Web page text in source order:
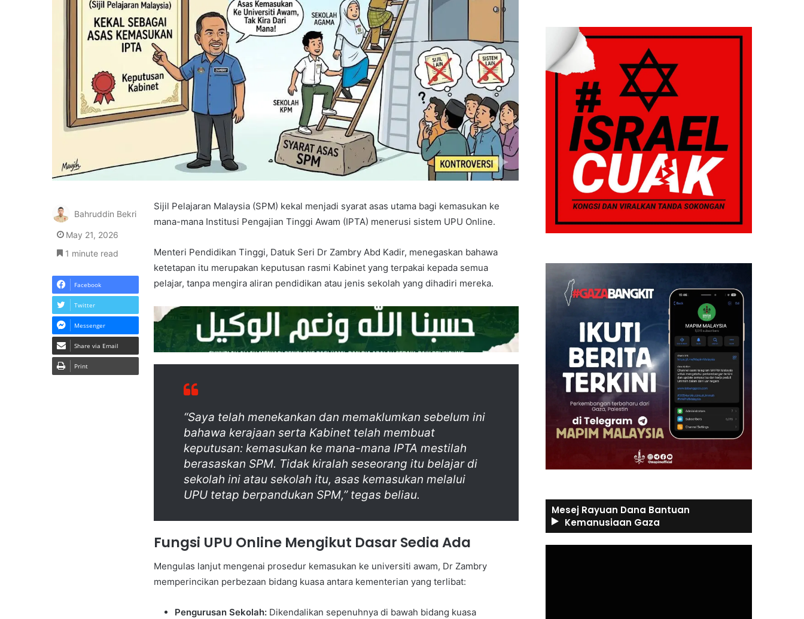
Sijil Pelajaran Malaysia (SPM) kekal menjadi syarat asas utama bagi kemasukan ke
mana-mana Institusi Pengajian Tinggi Awam (IPTA) menerusi sistem UPU Online.
Menteri Pendidikan Tinggi, Datuk Seri Dr Zambry Abd Kadir, menegaskan bahawa
ketetapan itu merupakan keputusan rasmi Kabinet yang terpakai kepada semua
pelajar, tanpa mengira aliran pendidikan atau jenis sekolah yang dihadiri mereka.
“Saya telah menekankan dan memaklumkan sebelum ini
bahawa kerajaan serta Kabinet telah membuat
keputusan: kemasukan ke mana-mana IPTA mestilah
berasaskan SPM. Tidak kiralah seseorang itu belajar di
sekolah ini atau sekolah itu, asas kemasukan melalui
UPU tetap berpandukan SPM,” tegas beliau.
Fungsi UPU Online Mengikut Dasar Sedia Ada
Mengulas lanjut mengenai prosedur kemasukan ke universiti awam, Dr Zambry
memperincikan perbezaan bidang kuasa antara kementerian yang terlibat:
Pengurusan Sekolah: Dikendalikan sepenuhnya di bawah bidang kuasa
Bahruddin Bekri
May 21, 2026
1 minute read
Facebook
Twitter
Messenger
Share via Email
Print
Mesej Rayuan Dana Bantuan
Kemanusiaan Gaza